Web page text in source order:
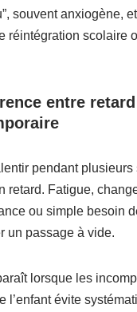
souvent anxiogène,
réintégration scolaire
entre
pendant
retard. Fatigue,
ou simple besoin
un passage à vide.
lorsque les
l’enfant évite